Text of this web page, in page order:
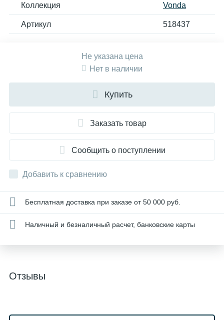
Коллекция Vonda
Артикул 518437
Не указана цена
Нет в наличии
Купить
Заказать товар
Сообщить о поступлении
Добавить к сравнению
Бесплатная доставка при заказе от 50 000 руб.
Наличный и безналичный расчет, банковские карты
Отзывы